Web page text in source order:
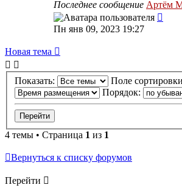
Последнее сообщение Артём
Пн янв 09, 2023 19:27
Новая тема
Показать:
Поле
Порядок:
4 темы • Страница 1 из 1
Вернуться к списку форумов
Перейти